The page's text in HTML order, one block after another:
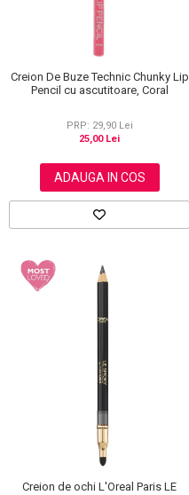
Creion De Buze Technic Chunky Lip
Pencil cu ascutitoare, Coral
PRP: 29,90 Lei
25,00 Lei
ADAUGA IN COS
Creion de ochi L'Oreal Paris LE